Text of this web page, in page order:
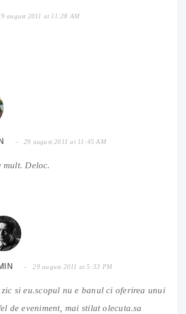
august 2011 at 11:28 AM
29 august 2011 at 11:45 AM
mult. Deloc.
29 august 2011 at 5:33 PM
zic si eu.scopul nu e banul ci oferirea unui
de eveniment, mai stilat olecuta.sa